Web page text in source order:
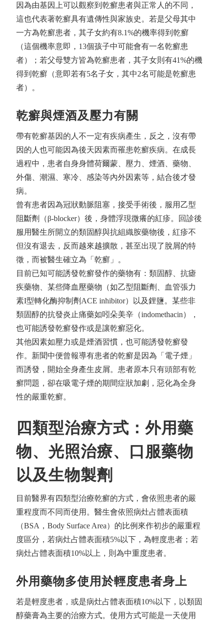
因為由基因上可以觀察到乾癬患者與正常人的不同，
這也代表著乾癬具有遺傳性與家族史。若是父母其中
一方為乾癬患者，其子女約有8.1%的機率得到乾癬
（這個機率意即，13個孩子中可能會有一名乾癬患
者）；若父母雙方皆為乾癬患者，其子女則有41%的機
得到乾癬（意即若有5名子女，其中2名可能是乾癬患
者）。
乾癬與煙酒及壓力有關
帶有乾癬基因的人不一定有疾病產生，反之，沒有帶
因的人也可能因為後天因素而罹患乾癬疾病。在成長
過程中，患者自身身體荷爾蒙、壓力、煙酒、藥物、
外傷、潮濕、寒冷、感染等內外因素等，結合後才發
病。
曾有患者因為冠狀動脈阻塞，接受手術後，服用乙型
阻斷劑（β-blocker）後，身體浮現微癢的紅疹。回診後
服用醫生所開立的類固醇與抗組織胺藥物後，紅疹不
但沒有退去，反而越來越擴散，甚至出現了脫屑的特
徵，而被醫生確立為「乾癬」。
目前已知可能誘發乾癬發作的藥物有：類固醇、抗瘧
疾藥物、某些降血壓藥物（如乙型阻斷劑、血管張力
素I型轉化酶抑制劑ACE inhibitor）以及鋰鹽。某些非
類固醇的抗發炎止痛藥如吲朵美辛（indomethacin），
也可能誘發乾癬發作或是讓乾癬惡化。
其他因素如壓力或是煙酒習慣，也可能誘發乾癬發
作。新聞中便曾報導有患者的乾癬是因為「電子煙」
而誘發，開始全身產生皮屑。患者原本只有頭部有乾
癬問題，卻在吸電子煙的期間症狀加劇，惡化為全身
性的嚴重乾癬。
四類型治療方式：外用藥
物、光照治療、口服藥物
以及生物製劑
目前醫界有四類型治療乾癬的方式，會依照患者的嚴
重程度而不同而使用。醫生會依照病灶占體表面積
（BSA，Body Surface Area）的比例來作初步的嚴重程
度區分，若病灶占體表面積5%以下，為輕度患者；若
病灶占體表面積10%以上，則為中重度患者。
外用藥物多使用於輕度患者身上
若是輕度患者，或是病灶占體表面積10%以下，以類固
醇藥膏為主要的治療方式。使用方式可能是一天使用